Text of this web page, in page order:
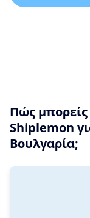
Πώς μπορείς
Shiplemon
Βουλγαρία;